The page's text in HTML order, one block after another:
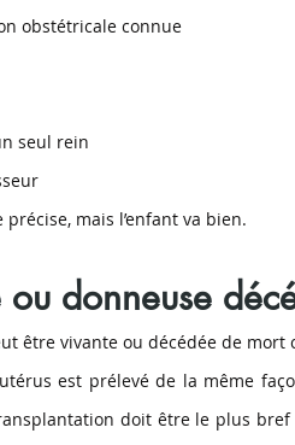
obstétricale connue
seul rein
mais l’enfant va bien.
donneuse
être vivante ou décédée de mort
est prélevé de la même
doit être le plus